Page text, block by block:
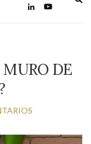
DE